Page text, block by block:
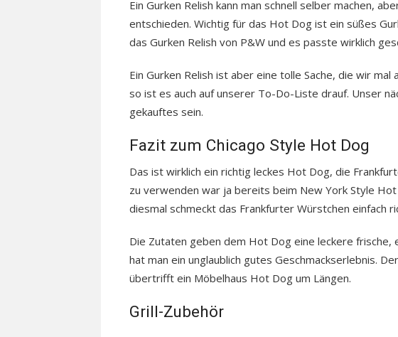
Ein Gurken Relish kann man schnell selber machen,
entschieden. Wichtig für das Hot Dog ist ein süßes
das Gurken Relish von P&W und es passte wirklich
Ein Gurken Relish ist aber eine tolle Sache, die wir
so ist es auch auf unserer To-Do-Liste drauf. Unser
gekauftes sein.
Fazit zum Chicago Style Hot Dog
Das ist wirklich ein richtig leckes Hot Dog, die
zu verwenden war ja bereits beim New York Style
diesmal schmeckt das Frankfurter Würstchen einfach
Die Zutaten geben dem Hot Dog eine leckere frische,
hat man ein unglaublich gutes Geschmackserlebnis.
übertrifft ein Möbelhaus Hot Dog um Längen.
Grill-Zubehör